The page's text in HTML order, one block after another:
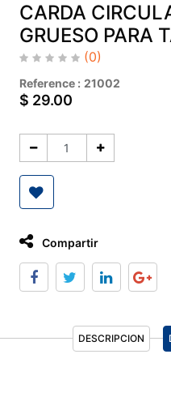
CARDA
GRUESO PARA
(0)
Reference : 21002
$ 29.00
Compartir
DESCRIPCION